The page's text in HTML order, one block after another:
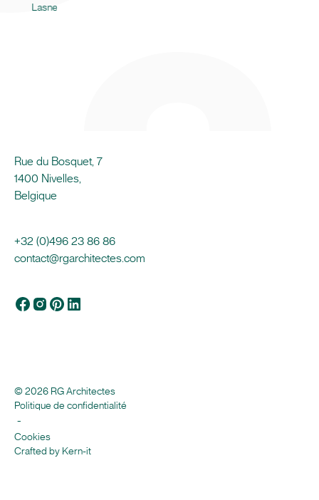
Lasne
Rue du Bosquet, 7
1400 Nivelles,
Belgique
+32 (0)496 23 86 86
contact@rgarchitectes.com
© 2026 RG Architectes
Politique de confidentialité
-
Cookies
Crafted by Kern-it